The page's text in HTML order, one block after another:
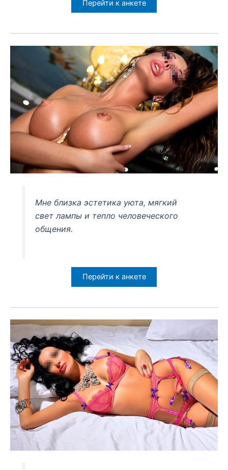
Перейти к анкете
Мне близка эстетика уюта, мягкий
свет лампы и тепло человеческого
общения.
Перейти к анкете